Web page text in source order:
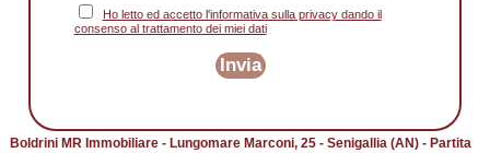
Ho letto ed accetto l'informativa sulla privacy dando il
consenso al trattamento dei miei dati
Invia
Boldrini MR Immobiliare - Lungomare Marconi, 25 - Senigallia (AN) - Partita